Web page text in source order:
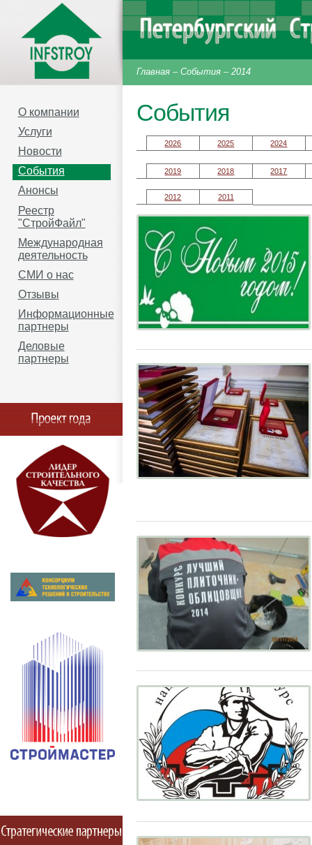
События
2026 2025 2024
2019 2018 2017
2012 2011
Главная –События –2014
О компании
Услуги
Новости
События
Анонсы
Реестр
"СтройФайл"
Международная
деятельность
СМИ о нас
Отзывы
Информационные
партнеры
Деловые
партнеры